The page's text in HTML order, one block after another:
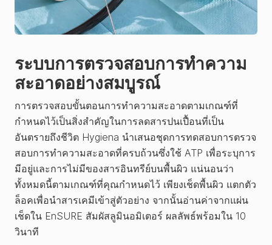
ระบบการตรวจสอบการทำความ
สะอาดอย่างสมบูรณ์
การตรวจสอบขั้นตอนการทำความสะอาดตามเกณฑ์ที่
กำหนดไว้เป็นสิ่งสำคัญในการลดสารปนเปื้อนที่เป็น
อันตรายถึงชีวิต Hygiena นำเสนอชุดการทดสอบการตรวจ
สอบการทำความสะอาดที่ครบถ้วนซึ่งใช้ ATP เพื่อระบุการ
มีอยู่และการไม่มีของสารอินทรีย์บนพื้นผิว แน่นอนว่า
ทั้งหมดนี้ตามเกณฑ์ที่คุณกำหนดไว้ เพียงเช็ดพื้นผิว แตกตัว
ล็อคเพื่อนำสารเคมีเข้าสู่ตัวอย่าง จากนั้นอ่านค่าจากแผ่น
เช็ดใน EnSURE สัมผัสลูมินอมิเตอร์ ผลลัพธ์พร้อมใน 10
วินาที